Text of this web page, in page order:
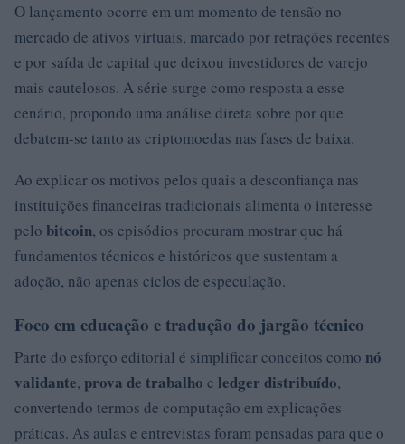
O lançamento ocorre em um momento de tensão no
mercado de ativos virtuais, marcado por retrações recentes
e por saída de capital que deixou investidores de varejo
mais cautelosos. A série surge como resposta a esse
cenário, propondo uma análise direta sobre por que
debatem-se tanto as criptomoedas nas fases de baixa.
Ao explicar os motivos pelos quais a desconfiança nas
instituições financeiras tradicionais alimenta o interesse
pelo bitcoin, os episódios procuram mostrar que há
fundamentos técnicos e históricos que sustentam a
adoção, não apenas ciclos de especulação.
Foco em educação e tradução do jargão técnico
Parte do esforço editorial é simplificar conceitos como nó
validante, prova de trabalho e ledger distribuído,
convertendo termos de computação em explicações
práticas. As aulas e entrevistas foram pensadas para que o